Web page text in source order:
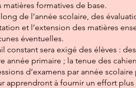
matières formatives de base.
de l’année scolaire, des
et l’extension des matières
éventuelles.
constant sera exigé des élèves :
année primaire ; la tenue des
d’examens par année
apprendront à fournir un effort